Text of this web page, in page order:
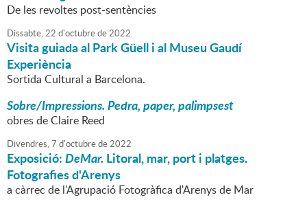
De les revoltes post-sentències
Dissabte,22 d'octubrede2022
Visita guiada al Park Güell i al Museu Gaudí
Experiència
Sortida Cultural a Barcelona.
Sobre/Impressions. Pedra, paper, palimpsest
obres de Claire Reed
Divendres,7 d'octubrede2022
Exposició:DeMar. Litoral, mar, port i platges.
Fotografies d'Arenys
a càrrec de l'Agrupació Fotogràfica d'Arenys de Mar